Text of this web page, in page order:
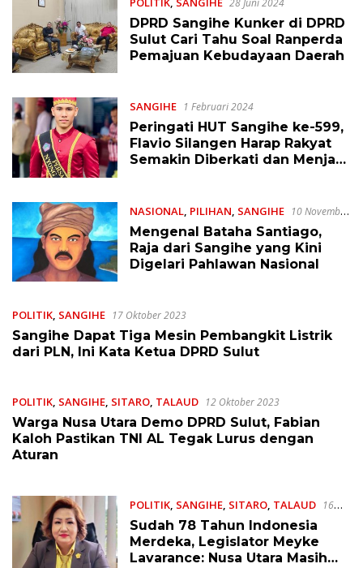
DPRD Sangihe Kunker di DPRD
Sulut Cari Tahu Soal Ranperda
Pemajuan Kebudayaan Daerah
SANGIHE 1 Februari 2024
Peringati HUT Sangihe ke-599,
Flavio Silangen Harap Rakyat
Semakin Diberkati dan Menjadi
NASIONAL, PILIHAN, SANGIHE
10 November
2023
Mengenal Bataha Santiago,
Raja dari Sangihe yang Kini
Digelari Pahlawan Nasional
POLITIK, SANGIHE 17 Oktober 2023
Sangihe Dapat Tiga Mesin Pembangkit Listrik
dari PLN, Ini Kata Ketua DPRD Sulut
POLITIK, SANGIHE, SITARO, TALAUD 12 Oktober 2023
Warga Nusa Utara Demo DPRD Sulut, Fabian
Kaloh Pastikan TNI AL Tegak Lurus dengan
Aturan
POLITIK, SANGIHE, SITARO, TALAUD
16
Agustus 2023
Sudah 78 Tahun Indonesia
Merdeka, Legislator Meyke
Lavarance: Nusa Utara Masih